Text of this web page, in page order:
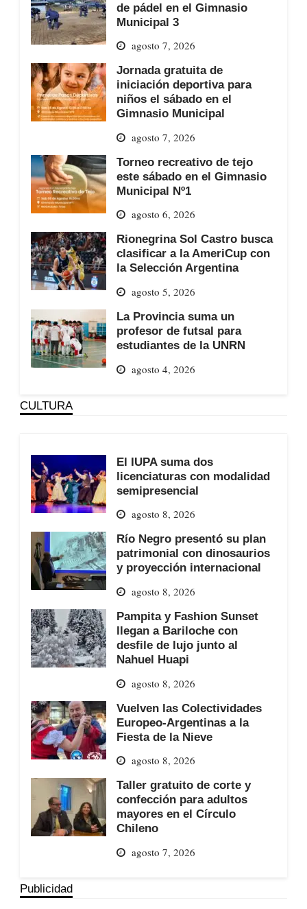
de pádel en el Gimnasio
Municipal 3
agosto 7, 2026
Jornada gratuita de
iniciación deportiva para
niños el sábado en el
Gimnasio Municipal
agosto 7, 2026
Torneo recreativo de tejo
este sábado en el Gimnasio
Municipal Nº1
agosto 6, 2026
Rionegrina Sol Castro busca
clasificar a la AmeriCup con
la Selección Argentina
agosto 5, 2026
La Provincia suma un
profesor de futsal para
estudiantes de la UNRN
agosto 4, 2026
CULTURA
El IUPA suma dos
licenciaturas con modalidad
semipresencial
agosto 8, 2026
Río Negro presentó su plan
patrimonial con dinosaurios
y proyección internacional
agosto 8, 2026
Pampita y Fashion Sunset
llegan a Bariloche con
desfile de lujo junto al
Nahuel Huapi
agosto 8, 2026
Vuelven las Colectividades
Europeo-Argentinas a la
Fiesta de la Nieve
agosto 8, 2026
Taller gratuito de corte y
confección para adultos
mayores en el Círculo
Chileno
agosto 7, 2026
Publicidad